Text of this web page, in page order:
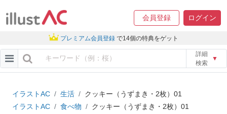
会員登録 ログイン
プレミアム会員登録 で14個の特典をゲット
詳細
検索
▼
イラストAC 生活
クッキー（うずまき・2枚）01
イラストAC
食べ物
クッキー（うずまき・2枚）01